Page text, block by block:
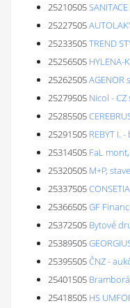
25210505
25227505
25233505TREND
25256505 HYLENA-
25262505AGENOR
25279505 Nicol -
25285505
25291505 REBYT I.
25314505 FaL
25320505 M+P,
25337505
25366505GF
25372505 Bytové
25389505
25395505ČNZ -
25401505
25418505 HS